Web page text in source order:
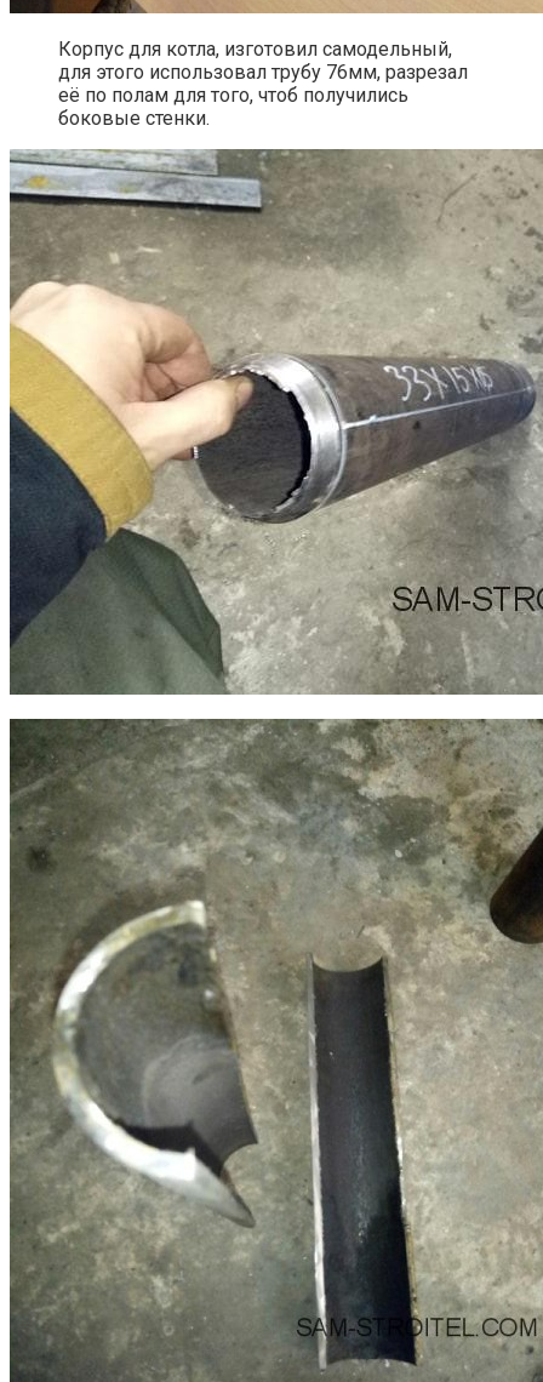
Корпус для котла, изготовил самодельный,
для этого использовал трубу 76мм, разрезал
её по полам для того, чтоб получились
боковые стенки.